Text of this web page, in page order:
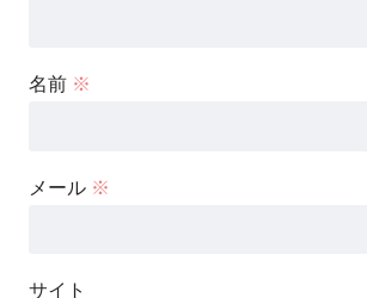
名前 ※
メール ※
サイト